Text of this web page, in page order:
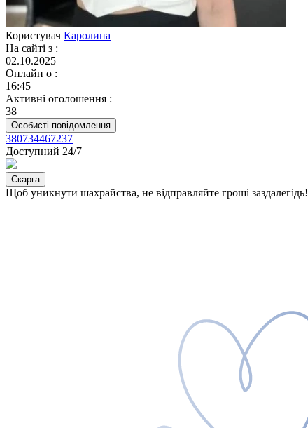
Користувач Каролина
На сайті з :
02.10.2025
Онлайн о :
16:45
Активні оголошення :
38
Особисті повідомлення
380734467237
Доступний 24/7
Скарга
Щоб уникнути шахрайства, не відправляйте гроші заздалегідь!